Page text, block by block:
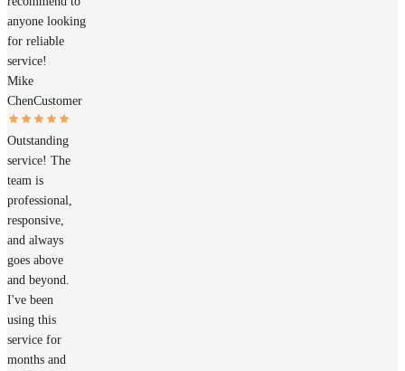
anyone looking
for reliable
service!
Mike
ChenCustomer
Outstanding
service! The
team is
professional,
responsive,
and always
goes above
and beyond.
I've been
using this
service for
months and